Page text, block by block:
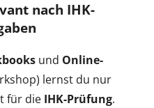
nach IHK-
und Online-
lernst du nur
für die IHK-Prüfung.